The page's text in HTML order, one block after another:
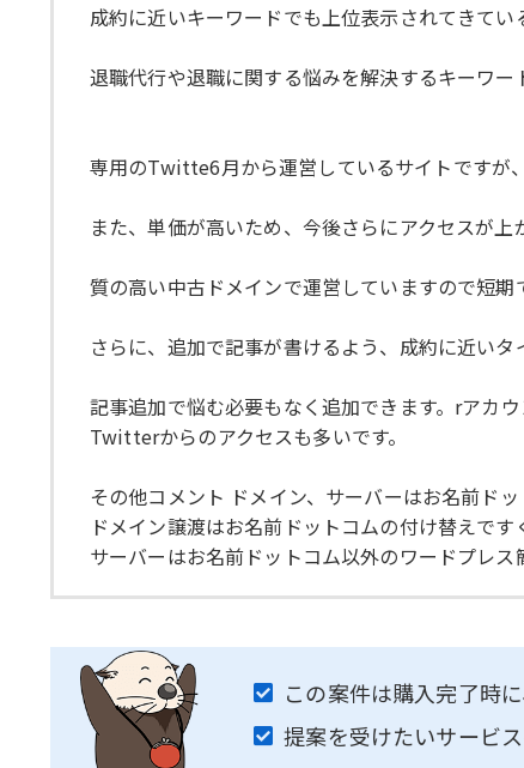
成約に近いキーワードでも上位表示されてきてい
退職代行や退職に関する悩みを解決するキーワー
専用のTwitte6月から運営しているサイトですが
また、単価が高いため、今後さらにアクセスが上
質の高い中古ドメインで運営していますので短期
さらに、追加で記事が書けるよう、成約に近いタ
記事追加で悩む必要もなく追加できます。rアカウ
Twitterからのアクセスも多いです。
その他コメント ドメイン、サーバーはお名前ドッ
ドメイン譲渡はお名前ドットコムの付け替えです
サーバーはお名前ドットコム以外のワードプレス
この案件は購入完了時に
提案を受けたいサービ